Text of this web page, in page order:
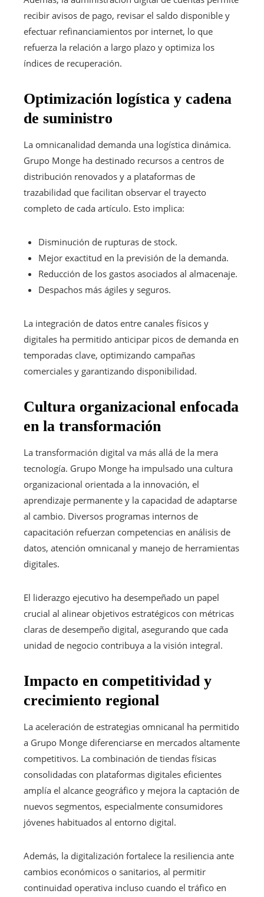
recibir avisos de pago, revisar el saldo disponible y
efectuar refinanciamientos por internet, lo que
refuerza la relación a largo plazo y optimiza los
índices de recuperación.
Optimización logística y cadena
de suministro
La omnicanalidad demanda una logística dinámica.
Grupo Monge ha destinado recursos a centros de
distribución renovados y a plataformas de
trazabilidad que facilitan observar el trayecto
completo de cada artículo. Esto implica:
Disminución de rupturas de stock.
Mejor exactitud en la previsión de la demanda.
Reducción de los gastos asociados al almacenaje.
Despachos más ágiles y seguros.
La integración de datos entre canales físicos y
digitales ha permitido anticipar picos de demanda en
temporadas clave, optimizando campañas
comerciales y garantizando disponibilidad.
Cultura organizacional enfocada
en la transformación
La transformación digital va más allá de la mera
tecnología. Grupo Monge ha impulsado una cultura
organizacional orientada a la innovación, el
aprendizaje permanente y la capacidad de adaptarse
al cambio. Diversos programas internos de
capacitación refuerzan competencias en análisis de
datos, atención omnicanal y manejo de herramientas
digitales.
El liderazgo ejecutivo ha desempeñado un papel
crucial al alinear objetivos estratégicos con métricas
claras de desempeño digital, asegurando que cada
unidad de negocio contribuya a la visión integral.
Impacto en competitividad y
crecimiento regional
La aceleración de estrategias omnicanal ha permitido
a Grupo Monge diferenciarse en mercados altamente
competitivos. La combinación de tiendas físicas
consolidadas con plataformas digitales eficientes
amplía el alcance geográfico y mejora la captación de
nuevos segmentos, especialmente consumidores
jóvenes habituados al entorno digital.
Además, la digitalización fortalece la resiliencia ante
cambios económicos o sanitarios, al permitir
continuidad operativa incluso cuando el tráfico en